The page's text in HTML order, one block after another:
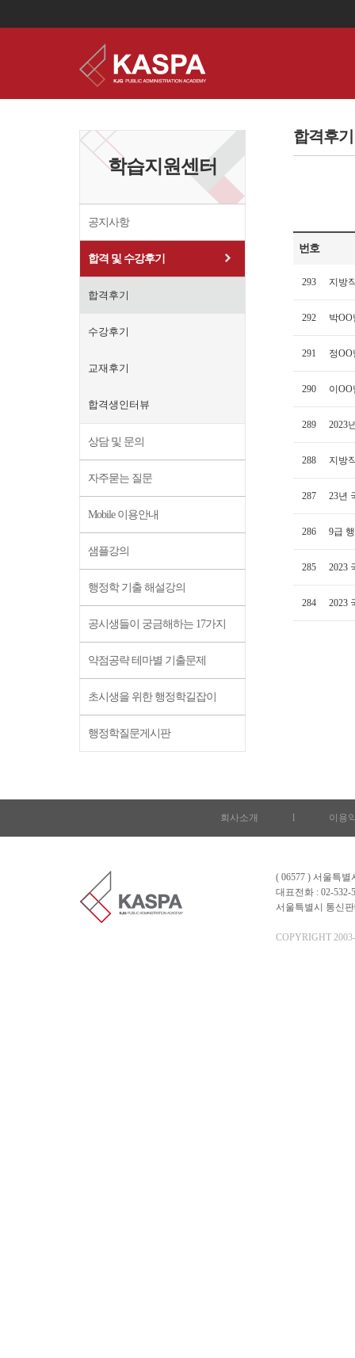
학습지원센터
공지사항
합격 및 수강후기
합격후기
수강후기
교재후기
합격생인터뷰
상담 및 문의
자주묻는 질문
Mobile 이용안내
샘플강의
행정학 기출 해설강의
공시생들이 궁금해하는 17가지
약점공략 테마별 기출문제
초시생을 위한 행정학길잡이
행정학질문게시판
합격후기
번호
293 지방
292 박
291 정
290 이
289 2023
288 지방
287 23년
286 9급
285 2023
284 2023
회사소개 l 이용
( 06577 ) 서울특
대표전화 : 02-532-
서울특별시 통신
COPYRIGHT